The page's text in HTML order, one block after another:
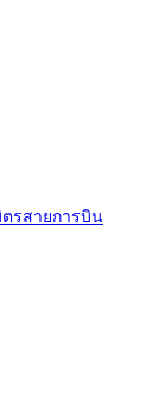
รสายการบิน